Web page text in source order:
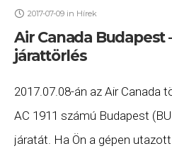
2017-07-09 in Hírek
Air Canada Budapest
járattörlés
2017.07.08-án az Air Canada
AC 1911 számú Budapest
járatát. Ha Ön a gépen